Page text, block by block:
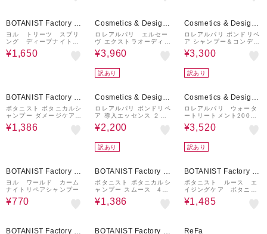
BOTANIST Factory / a
nd Habit
ヨル トリーツ スプリ
ング ディープナイトリ
ペアヘアケアセット
¥1,650
Cosmetics & Designe
r Fragrances
ロレアルパリ エルセー
ヴ エクストラオーディナ
リー オイル セラム ２本
セット
¥3,960
訳あり
Cosmetics & Designe
r Fragrances
ロレアルパリ ボンドリペ
ア シャンプー＆コンディ
ショナー＆ 導入エッセン
ス セット
¥3,300
訳あり
BOTANIST Factory / a
nd Habit
ボタニスト ボタニカルシ
ャンプー ダメージケア
460mL
¥1,386
Cosmetics & Designe
r Fragrances
ロレアルパリ ボンドリペ
ア 導入エッセンス ２本
セット（洗い流すトリー
トメント）
¥2,200
訳あり
Cosmetics & Designe
r Fragrances
ロレアルパリ ウォータ
ートリートメント200ml
＆ 400ml セット
¥3,520
訳あり
BOTANIST Factory / a
nd Habit
ヨル ワールド カーム
ナイトリペアシャンプー
¥770
BOTANIST Factory / a
nd Habit
ボタニスト ボタニカルシ
ャンプー スムース 460
mL
¥1,386
BOTANIST Factory / a
nd Habit
ボタニスト ルース エ
イジングケア ボタニカ
ルトリートメント スト
レート 460g
¥1,485
BOTANIST Factory / a BOTANIST Factory / a ReFa